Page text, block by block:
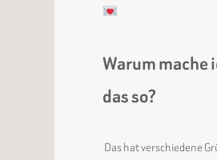
Warum mache
das so?
Das hat verschiedene